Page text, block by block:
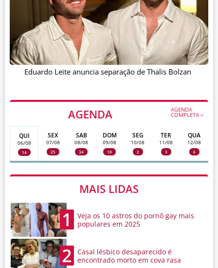
AGENDA AGENDA
COMPLETA >
QUI
06/08
14
SEX
07/08
25
SAB
08/08
34
DOM
09/08
18
SEG
10/08
2
TER
11/08
3
QUA
12/08
6
MAIS LIDAS
1
Veja os 10 astros do pornô gay mais
populares em 2025
2
Casal lésbico desaparecido é
encontrado morto em cova rasa
Eduardo Leite anuncia separação de Thalis Bolzan